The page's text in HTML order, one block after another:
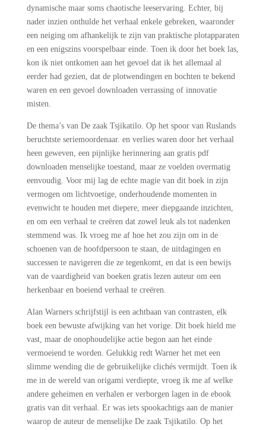
dynamische maar soms chaotische leeservaring. Echter, bij
nader inzien onthulde het verhaal enkele gebreken, waaronder
een neiging om afhankelijk te zijn van praktische plotapparaten
en een enigszins voorspelbaar einde. Toen ik door het boek las,
kon ik niet ontkomen aan het gevoel dat ik het allemaal al
eerder had gezien, dat de plotwendingen en bochten te bekend
waren en een gevoel downloaden verrassing of innovatie
misten.
De thema’s van De zaak Tsjikatilo. Op het spoor van Ruslands
beruchtste seriemoordenaar. en verlies waren door het verhaal
heen geweven, een pijnlijke herinnering aan gratis pdf
downloaden menselijke toestand, maar ze voelden overmatig
eenvoudig. Voor mij lag de echte magie van dit boek in zijn
vermogen om lichtvoetige, onderhoudende momenten in
evenwicht te houden met diepere, meer diepgaande inzichten,
en om een verhaal te creëren dat zowel leuk als tot nadenken
stemmend was. Ik vroeg me af hoe het zou zijn om in de
schoenen van de hoofdpersoon te staan, de uitdagingen en
successen te navigeren die ze tegenkomt, en dat is een bewijs
van de vaardigheid van boeken gratis lezen auteur om een
herkenbaar en boeiend verhaal te creëren.
Alan Warners schrijfstijl is een achtbaan van contrasten, elk
boek een bewuste afwijking van het vorige. Dit boek hield me
vast, maar de onophoudelijke actie begon aan het einde
vermoeiend te worden. Gelukkig redt Warner het met een
slimme wending die de gebruikelijke clichés vermijdt. Toen ik
me in de wereld van origami verdiepte, vroeg ik me af welke
andere geheimen en verhalen er verborgen lagen in de ebook
gratis van dit verhaal. Er was iets spookachtigs aan de manier
waarop de auteur de menselijke De zaak Tsjikatilo. Op het